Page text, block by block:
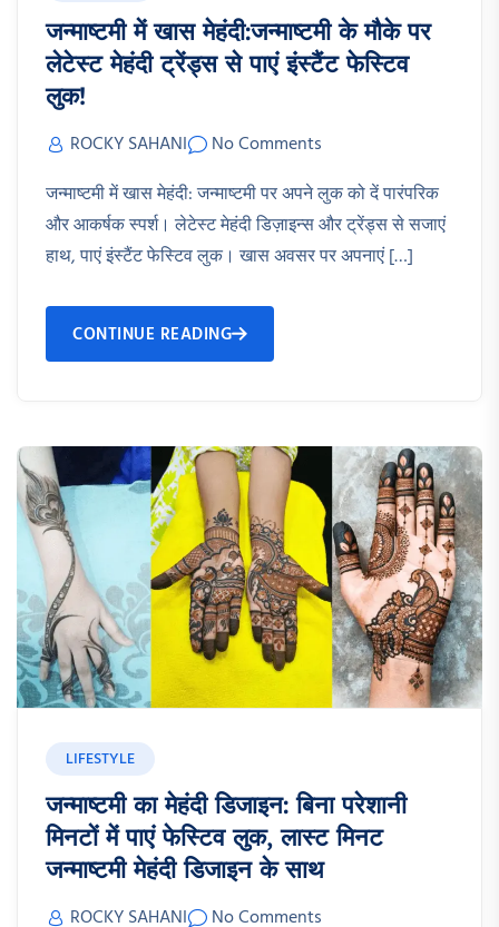
जन्माष्टमी में खास मेहंदी:जन्माष्टमी के मौके पर
लेटेस्ट मेहंदी ट्रेंड्स से पाएं इंस्टैंट फेस्टिव
लुक!
ROCKY SAHANI
No Comments
जन्माष्टमी में खास मेहंदी: जन्माष्टमी पर अपने लुक को दें पारंपरिक
और आकर्षक स्पर्श। लेटेस्ट मेहंदी डिज़ाइन्स और ट्रेंड्स से सजाएं
हाथ, पाएं इंस्टैंट फेस्टिव लुक। खास अवसर पर अपनाएं […]
CONTINUE READING
LIFESTYLE
जन्माष्टमी का मेहंदी डिजाइन: बिना परेशानी
मिनटों में पाएं फेस्टिव लुक, लास्ट मिनट
जन्माष्टमी मेहंदी डिजाइन के साथ
ROCKY SAHANI No Comments